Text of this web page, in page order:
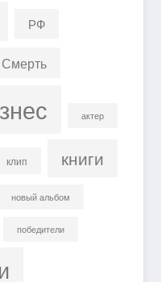
РФ
Смерть
актер
клип книги
новый альбом
победители